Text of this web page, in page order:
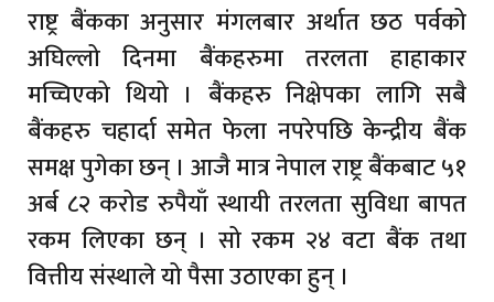
राष्ट्र बैंकका अनुसार मंगलबार अर्थात छठ पर्वको
अघिल्लो दिनमा बैंकहरुमा तरलता हाहाकार
मच्चिएको थियो । बैंकहरु निक्षेपका लागि सबै
बैंकहरु चहार्दा समेत फेला नपरेपछि केन्द्रीय बैंक
समक्ष पुगेका छन् । आजै मात्र नेपाल राष्ट्र बैंकबाट ५१
अर्ब ८२ करोड रुपैयाँ स्थायी तरलता सुविधा बापत
रकम लिएका छन् । सो रकम २४ वटा बैंक तथा
वित्तीय संस्थाले यो पैसा उठाएका हुन् ।